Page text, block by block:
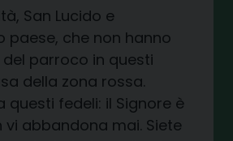
San Lucido e
paese, che non hanno
parroco in questi
della zona rossa.
questi fedeli: il Signore è
vi abbandona mai. Siete